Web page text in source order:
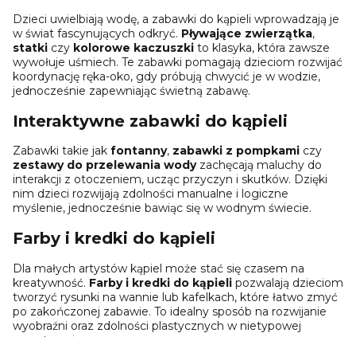
Dzieci uwielbiają wodę, a zabawki do kąpieli wprowadzają je
w świat fascynujących odkryć. Pływające zwierzątka,
statki czy kolorowe kaczuszki to klasyka, która zawsze
wywołuje uśmiech. Te zabawki pomagają dzieciom rozwijać
koordynację ręka-oko, gdy próbują chwycić je w wodzie,
jednocześnie zapewniając świetną zabawę.
Interaktywne zabawki do kąpieli
Zabawki takie jak fontanny, zabawki z pompkami czy
zestawy do przelewania wodyzachęcają maluchy do
interakcji z otoczeniem, ucząc przyczyn i skutków. Dzięki
nim dzieci rozwijają zdolności manualne i logiczne
myślenie, jednocześnie bawiąc się w wodnym świecie.
Farby i kredki do kąpieli
Dla małych artystów kąpiel może stać się czasem na
kreatywność. Farby i kredki do kąpieli pozwalają dzieciom
tworzyć rysunki na wannie lub kafelkach, które łatwo zmyć
po zakończonej zabawie. To idealny sposób na rozwijanie
wyobraźni oraz zdolności plastycznych w nietypowej